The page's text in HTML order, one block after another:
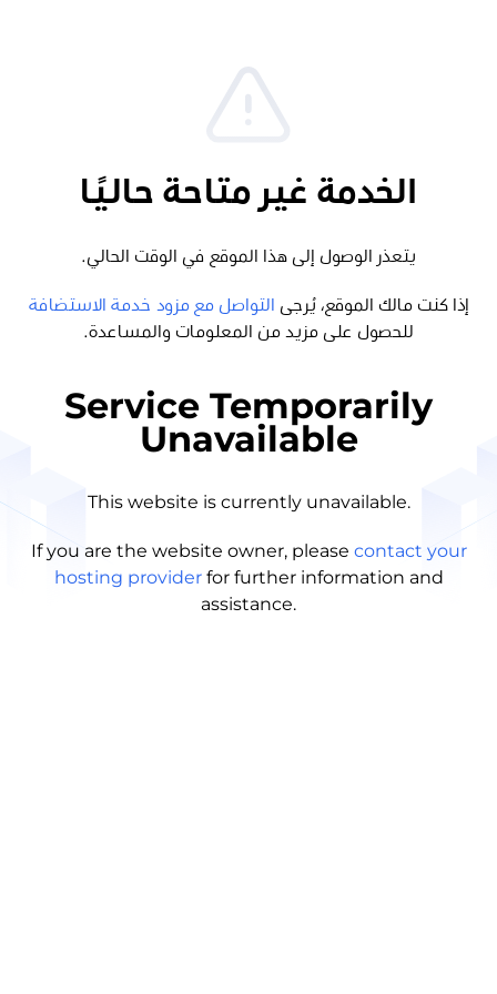
الخدمة غير متاحة حاليًا
يتعذر الوصول إلى هذا الموقع في الوقت الحالي.
إذا كنت مالك الموقع، يُرجى
التواصل مع مزود خدمة الاستضافة
للحصول على مزيد من المعلومات والمساعدة.
Service Temporarily
Unavailable
This website is currently unavailable.
If you are the website owner, please contact your
hosting provider for further information and
assistance.